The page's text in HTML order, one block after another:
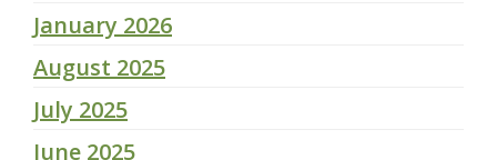
January 2026
August 2025
July 2025
June 2025